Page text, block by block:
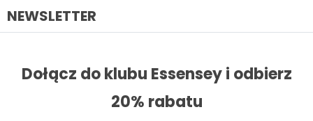
NEWSLETTER
Dołącz do klubu Essensey i odbierz
20% rabatu